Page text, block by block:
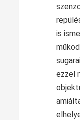
is
ezzel